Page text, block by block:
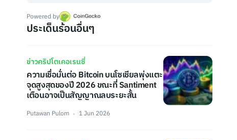
Powered by
ประเด็นร้อนอื่นๆ
ข่าวคริปโตเคอเรนซี่
ความเชื่อมั่นต่อ Bitcoin บนโซเชียลพุ่งแตะ
จุดสูงสุดของปี 2026 ขณะที่ Santiment
เตือนอาจเป็นสัญญาณลบระยะสั้น
Putawan Pulom 1 Jun 2026